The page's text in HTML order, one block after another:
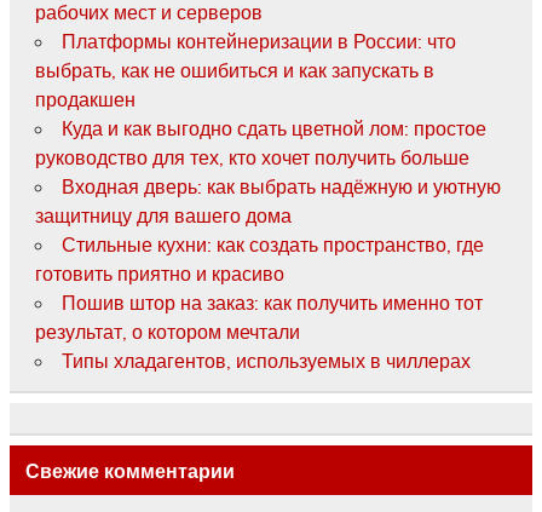
рабочих мест и серверов
Платформы контейнеризации в России: что
выбрать, как не ошибиться и как запускать в
продакшен
Куда и как выгодно сдать цветной лом: простое
руководство для тех, кто хочет получить больше
Входная дверь: как выбрать надёжную и уютную
защитницу для вашего дома
Стильные кухни: как создать пространство, где
готовить приятно и красиво
Пошив штор на заказ: как получить именно тот
результат, о котором мечтали
Типы хладагентов, используемых в чиллерах
Свежие комментарии